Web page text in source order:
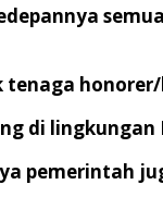
di
pemerintah